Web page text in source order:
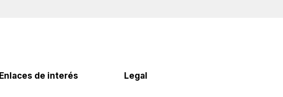
Enlaces de interés Legal